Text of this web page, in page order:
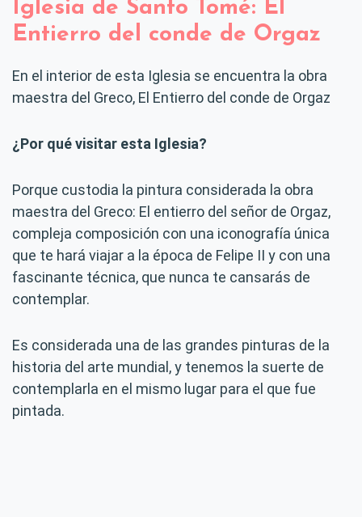
Iglesia de Santo Tomé: El
Entierro del conde de Orgaz
En el interior de esta Iglesia se encuentra la obra
maestra del Greco, El Entierro del conde de Orgaz
¿Por qué visitar esta Iglesia?
Porque custodia la pintura considerada la obra
maestra del Greco: El entierro del señor de Orgaz,
compleja composición con una iconografía única
que te hará viajar a la época de Felipe II y con una
fascinante técnica, que nunca te cansarás de
contemplar.
Es considerada una de las grandes pinturas de la
historia del arte mundial, y tenemos la suerte de
contemplarla en el mismo lugar para el que fue
pintada.